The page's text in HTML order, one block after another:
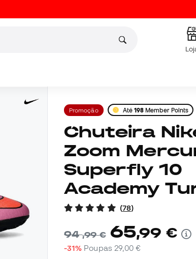
Promoção Até 198 Member Points
Chuteira Nike Air
Zoom
Superfly 10
Academy
(78)
94,99 € 65,99 €
-31% Poupas 29,00 €